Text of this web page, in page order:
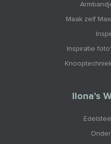
Maak zelf
Inspiratie
Ilona’s